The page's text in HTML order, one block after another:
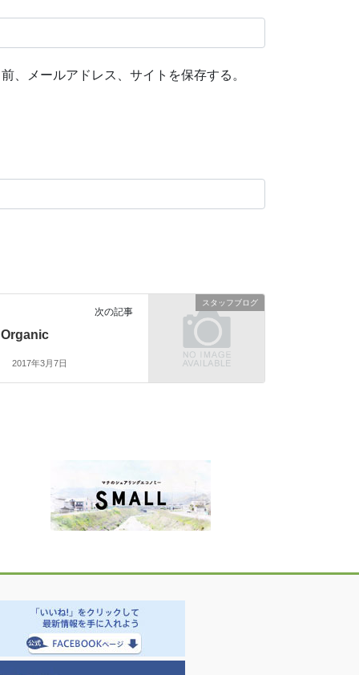
、メールアドレス、サイトを保存する。
スタッフブログ
次の記事
Organic
2017年3月7日